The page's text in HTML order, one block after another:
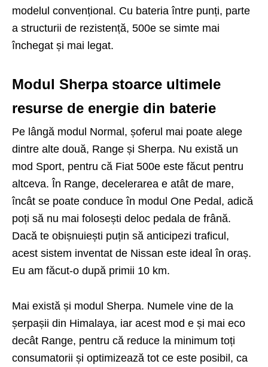
modelul convențional. Cu bateria între punți, parte
a structurii de rezistență, 500e se simte mai
închegat și mai legat.
Modul Sherpa stoarce ultimele
resurse de energie din baterie
Pe lângă modul Normal, șoferul mai poate alege
dintre alte două, Range și Sherpa. Nu există un
mod Sport, pentru că Fiat 500e este făcut pentru
altceva. În Range, decelerarea e atât de mare,
încât se poate conduce în modul One Pedal, adică
poți să nu mai folosești deloc pedala de frână.
Dacă te obișnuiești puțin să anticipezi traficul,
acest sistem inventat de Nissan este ideal în oraș.
Eu am făcut-o după primii 10 km.
Mai există și modul Sherpa. Numele vine de la
șerpașii din Himalaya, iar acest mod e și mai eco
decât Range, pentru că reduce la minimum toți
consumatorii și optimizează tot ce este posibil, ca